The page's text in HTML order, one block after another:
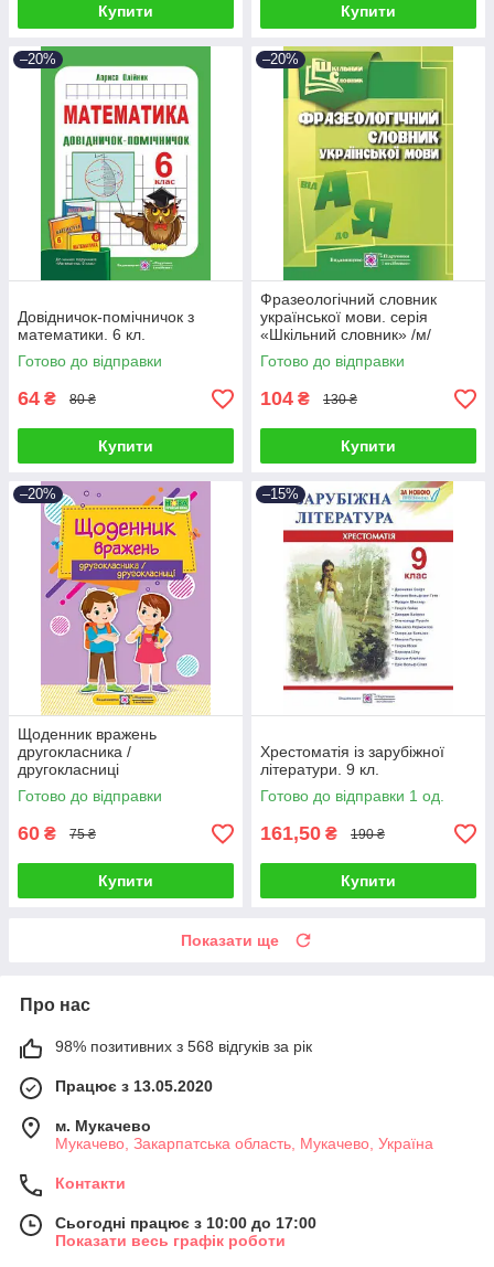
Купити Купити
–20%
Довідничок-помічничок з
математики. 6 кл.
Готово до відправки
64 ₴ 80 ₴
Купити
–20%
Фразеологічний словник
української мови. серія
«Шкільний словник» /м/
Готово до відправки
104 ₴ 130 ₴
Купити
–20%
Щоденник вражень
другокласника /
другокласниці
Готово до відправки
60 ₴ 75 ₴
Купити
–15%
Хрестоматія із зарубіжної
літератури. 9 кл.
Готово до відправки 1 од.
161,50 ₴ 190 ₴
Купити
Показати ще
Про нас
98% позитивних з 568 відгуків за рік
Працює з 13.05.2020
м. Мукачево
Мукачево, Закарпатська область, Мукачево, Україна
Контакти
Сьогодні працює з 10:00 до 17:00
Показати весь графік роботи